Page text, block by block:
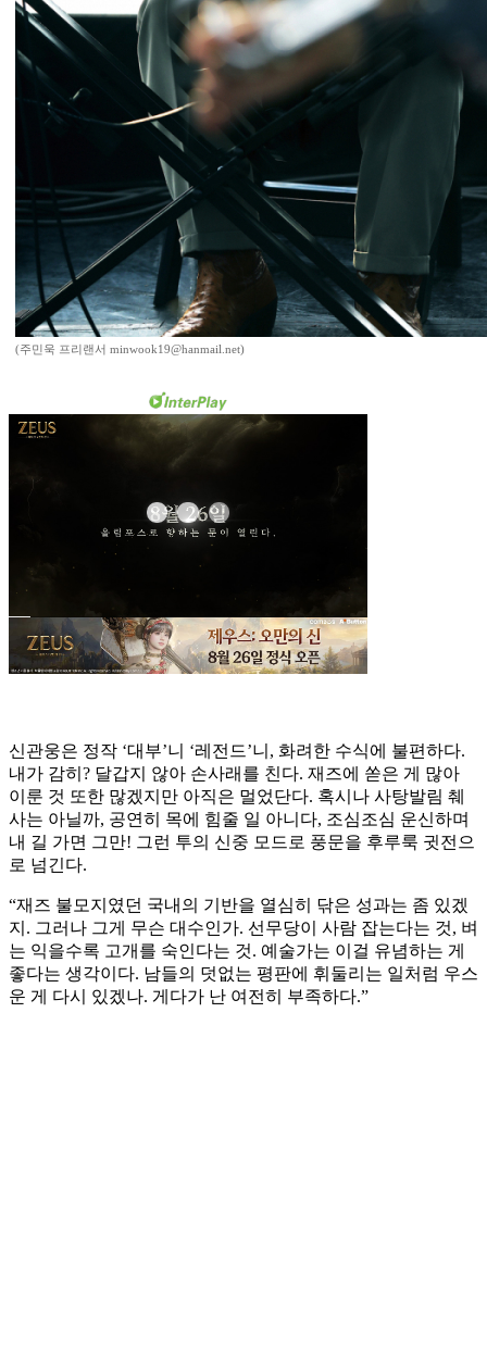
(주민욱 프리랜서 minwook19@hanmail.net)
신관웅은 정작 ‘대부’니 ‘레전드’니, 화려한 수식에 불편하다.
내가 감히? 달갑지 않아 손사래를 친다. 재즈에 쏟은 게 많아
이룬 것 또한 많겠지만 아직은 멀었단다. 혹시나 사탕발림 췌
사는 아닐까, 공연히 목에 힘줄 일 아니다, 조심조심 운신하며
내 길 가면 그만! 그런 투의 신중 모드로 풍문을 후루룩 귓전으
로 넘긴다.
“재즈 불모지였던 국내의 기반을 열심히 닦은 성과는 좀 있겠
지. 그러나 그게 무슨 대수인가. 선무당이 사람 잡는다는 것, 벼
는 익을수록 고개를 숙인다는 것. 예술가는 이걸 유념하는 게
좋다는 생각이다. 남들의 덧없는 평판에 휘둘리는 일처럼 우스
운 게 다시 있겠나. 게다가 난 여전히 부족하다.”